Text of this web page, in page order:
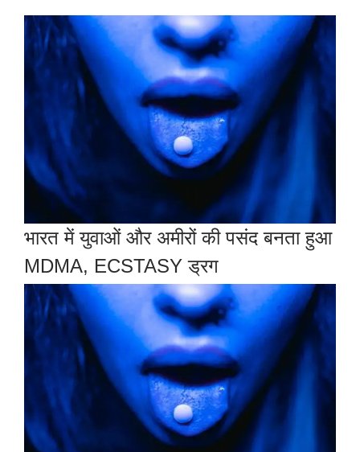
भारत में युवाओं और अमीरों की पसंद बनता हुआ
MDMA, ECSTASY ड्रग